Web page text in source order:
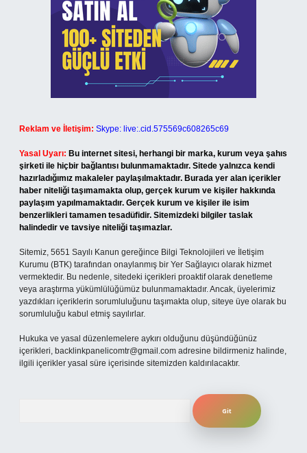
Reklam ve İletişim: Skype: live:.cid.575569c608265c69
Yasal Uyarı: Bu internet sitesi, herhangi bir marka, kurum veya şahıs
şirketi ile hiçbir bağlantısı bulunmamaktadır. Sitede yalnızca kendi
hazırladığımız makaleler paylaşılmaktadır. Burada yer alan içerikler
haber niteliği taşımamakta olup, gerçek kurum ve kişiler hakkında
paylaşım yapılmamaktadır. Gerçek kurum ve kişiler ile isim
benzerlikleri tamamen tesadüfidir. Sitemizdeki bilgiler taslak
halindedir ve tavsiye niteliği taşımazlar.
Sitemiz, 5651 Sayılı Kanun gereğince Bilgi Teknolojileri ve İletişim
Kurumu (BTK) tarafından onaylanmış bir Yer Sağlayıcı olarak hizmet
vermektedir. Bu nedenle, sitedeki içerikleri proaktif olarak denetleme
veya araştırma yükümlülüğümüz bulunmamaktadır. Ancak, üyelerimiz
yazdıkları içeriklerin sorumluluğunu taşımakta olup, siteye üye olarak bu
sorumluluğu kabul etmiş sayılırlar.
Hukuka ve yasal düzenlemelere aykırı olduğunu düşündüğünüz
içerikleri, backlinkpanelicomtr@gmail.com adresine bildirmeniz halinde,
ilgili içerikler yasal süre içerisinde sitemizden kaldırılacaktır.